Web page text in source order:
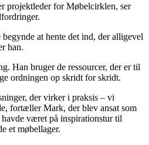
projektleder for Møbelcirklen, ser
at hente det ind, der alligevel
han.
Han bruger de ressourcer, der er til
ordningen op skridt for skridt.
der virker i praksis – vi
fortæller Mark, der blev ansat som
været på inspirationstur til
et møbellager.